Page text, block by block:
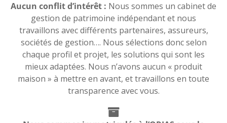
Aucun conflit d’intérêt : Nous sommes un cabinet de
gestion de patrimoine indépendant et nous
travaillons avec différents partenaires, assureurs,
sociétés de gestion…. Nous sélections donc selon
chaque profil et projet, les solutions qui sont les
mieux adaptées. Nous n’avons aucun « produit
maison » à mettre en avant, et travaillons en toute
transparence avec vous.